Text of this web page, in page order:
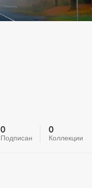
0
Подписан
0
Коллекции